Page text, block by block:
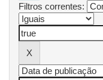
Filtros correntes: